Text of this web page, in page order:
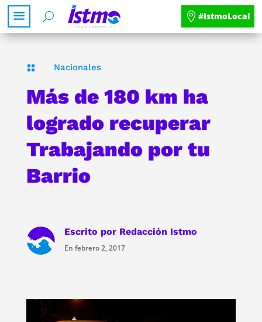
#IstmoLocal
 Nacionales
Más de 180 km ha
logrado recuperar
Trabajando por tu
Barrio
Escrito por Redacción Istmo
En febrero 2, 2017